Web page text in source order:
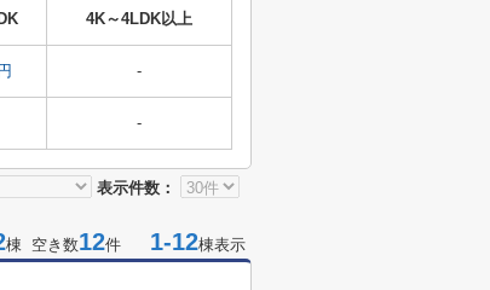
4K～4LDK以上
-
-
表示件数：
棟 空き数12件 1-12棟表示